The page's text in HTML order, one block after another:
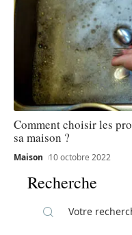
Comment choisir les
sa maison ?
Maison 10 octobre 2022
Recherche